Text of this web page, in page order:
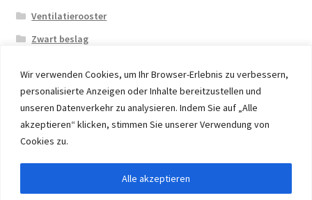
Wir verwenden Cookies, um Ihr Browser-Erlebnis zu verbessern,
personalisierte Anzeigen oder Inhalte bereitzustellen und
unseren Datenverkehr zu analysieren. Indem Sie auf „Alle
akzeptieren“ klicken, stimmen Sie unserer Verwendung von
Cookies zu.
Alle akzeptieren
Ventilatierooster
Zwart beslag
© 2026 Eruon Trade UG, Germany, member of the ERUON